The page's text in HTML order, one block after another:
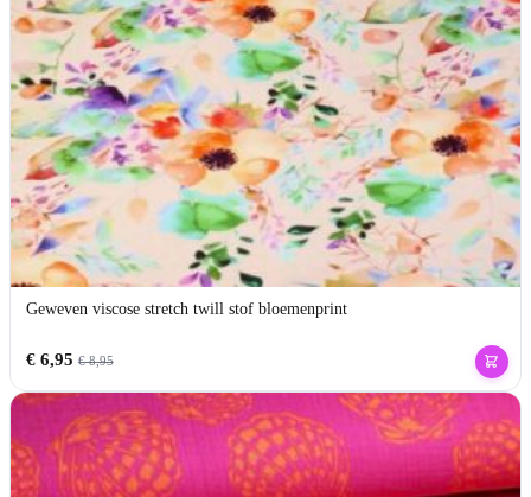
Geweven viscose stretch twill stof bloemenprint
€6,95 €8,95